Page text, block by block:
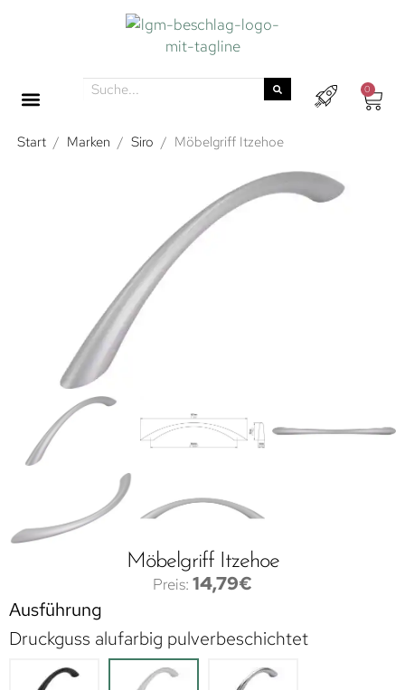
0
Start / Marken / Siro / Möbelgriff Itzehoe
Möbelgriff Itzehoe
14,79€
Ausführung
Druckguss alufarbig pulverbeschichtet